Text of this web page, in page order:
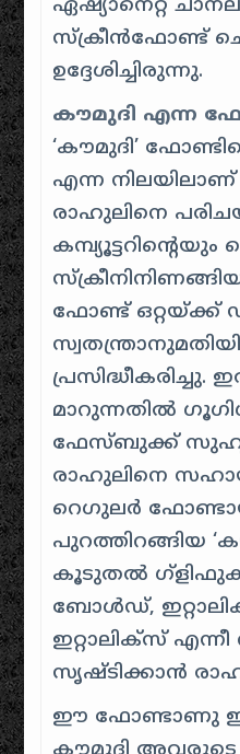
ഏഷ്യാനെറ്റ്
സ്ക്രീന്‍ഫോണ്ട്
ഉദ്ദേശിച്ചിരുന്നു.
കൗമുദി എന്ന
‘കൗമുദി’
എന്ന
രാഹുലിനെ
ഫോണ്ട്
മാറുന്നതിൽ
ഫേസ്‌ബുക്ക്
രാഹുലിനെ
റെഗുലര്‍
പുറത്തിറങ്ങിയ
കൂടുതൽ
ബോള്‍ഡ്,
ഇറ്റാലിക്സ്
സൃഷ്ടിക്കാന്‍
ഈ ഫോണ്ടാണു